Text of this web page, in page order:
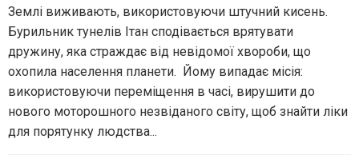
Землі виживають, використовуючи штучний кисень.
Бурильник тунелів Ітан сподівається врятувати
дружину, яка страждає від невідомої хвороби, що
охопила населення планети. Йому випадає місія:
використовуючи переміщення в часі, вирушити до
нового моторошного незвіданого світу, щоб знайти ліки
для порятунку людства...